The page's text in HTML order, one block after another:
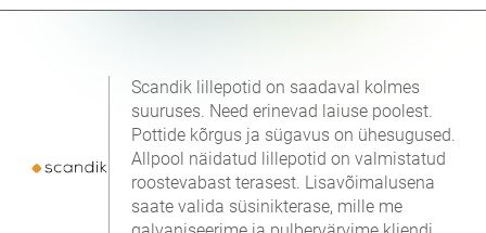
Scandik lillepotid on saadaval kolmes
suuruses. Need erinevad laiuse poolest.
Pottide kõrgus ja sügavus on ühesugused.
Allpool näidatud lillepotid on valmistatud
roostevabast terasest. Lisavõimalusena
saate valida süsinikterase, mille me